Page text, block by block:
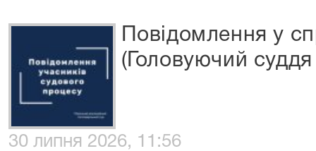
Повідомлення у
(Головуючий
30 липня 2026, 11:56